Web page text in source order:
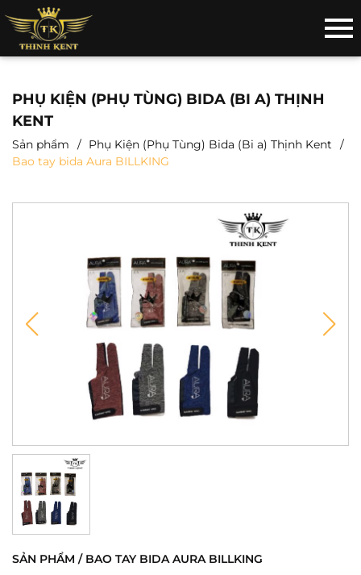
PHỤ KIỆN (PHỤ TÙNG) BIDA (BI A) THỊNH
KENT
Sản phẩm
Phụ Kiện (Phụ Tùng) Bida (Bi a) Thịnh Kent
Bao tay bida Aura BILLKING
SẢN PHẨM / BAO TAY BIDA AURA BILLKING